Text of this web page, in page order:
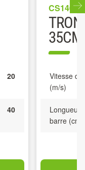
20
40
CS1400E
35CM
Vitesse
(m/s)
Longueur
barre (cm)